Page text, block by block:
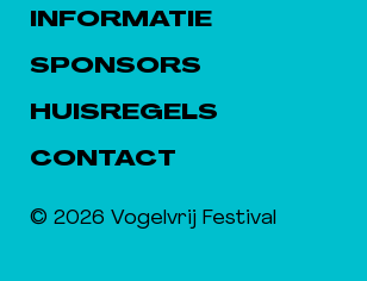
INFORMATIE
SPONSORS
HUISREGELS
CONTACT
© 2026 Vogelvrij Festival